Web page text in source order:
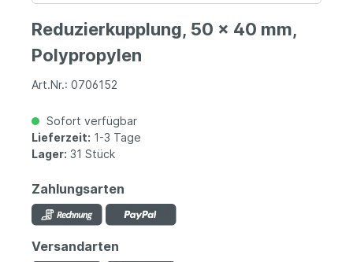
Reduzierkupplung, 50 x 40 mm,
Polypropylen
Art.Nr.: 0706152
Sofort verfügbar
Lieferzeit: 1-3 Tage
Lager: 31 Stück
Zahlungsarten
Versandarten